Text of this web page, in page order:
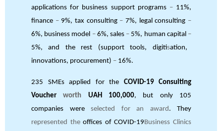
applications for business support programs–11%,
finance –9%, tax consulting–7%, legal consulting –
6%, business model –6%, sales – 5%, human capital –
5%, and the rest (support tools, digitisation,
innovations, procurement) – 16%.
235 SMEs applied for the COVID-19 Consulting
Voucherworth UAH 100,000, but only 105
companies were selected for an award . They
represented theoffices of COVID-19 Business Clinics